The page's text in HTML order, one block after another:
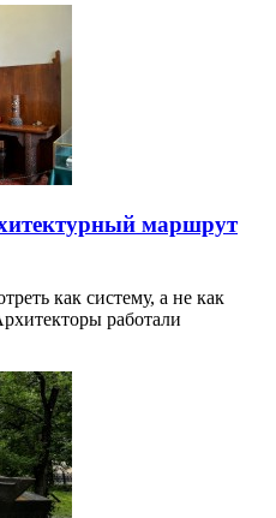
маршрут
как систему, а не как
работали